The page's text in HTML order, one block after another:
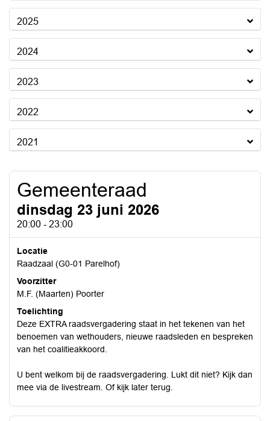
2025
2024
2023
2022
2021
Gemeenteraad
dinsdag 23 juni 2026
20:00 - 23:00
Locatie
Raadzaal (G0-01 Parelhof)
Voorzitter
M.F. (Maarten) Poorter
Toelichting
Deze EXTRA raadsvergadering staat in het tekenen van het
benoemen van wethouders, nieuwe raadsleden en bespreken
van het coalitieakkoord.
U bent welkom bij de raadsvergadering. Lukt dit niet? Kijk dan
mee via de livestream. Of kijk later terug.